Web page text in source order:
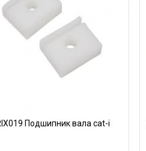
Подшипник вала cat-i